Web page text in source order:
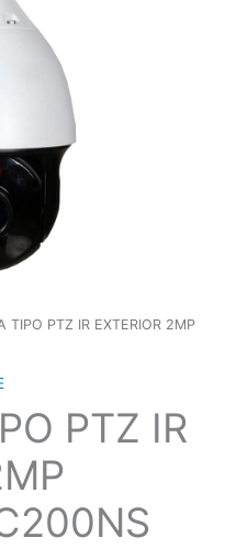
TIPO PTZ IR EXTERIOR 2MP
PTZ IR